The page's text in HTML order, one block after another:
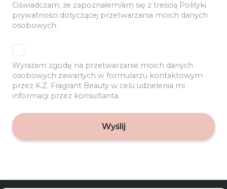
Oświadczam, że zapoznałem/am się z treścią Polityki
prywatności dotyczącej przetwarzania moich danych
osobowych.
Wyrażam zgodę na przetwarzanie moich danych
osobowych zawartych w formularzu kontaktowym
przez K.Z. Fragrant Beauty w celu udzielenia mi
informacji przez konsultanta.
Wyślij